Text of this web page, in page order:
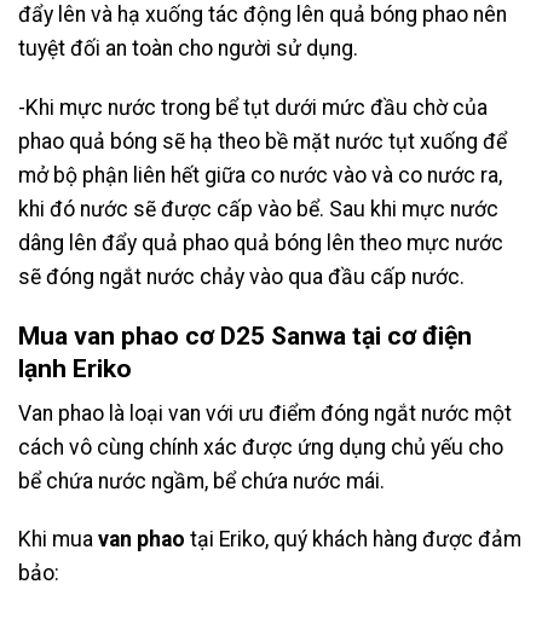
đẩy lên và hạ xuống tác động lên quả bóng phao nên
tuyệt đối an toàn cho người sử dụng.
-Khi mực nước trong bể tụt dưới mức đầu chờ của
phao quả bóng sẽ hạ theo bề mặt nước tụt xuống để
mở bộ phận liên hết giữa co nước vào và co nước ra,
khi đó nước sẽ được cấp vào bể. Sau khi mực nước
dâng lên đẩy quả phao quả bóng lên theo mực nước
sẽ đóng ngắt nước chảy vào qua đầu cấp nước.
Mua van phao cơ D25 Sanwa tại cơ điện
lạnh Eriko
Van phao là loại van với ưu điểm đóng ngắt nước một
cách vô cùng chính xác được ứng dụng chủ yếu cho
bể chứa nước ngầm, bể chứa nước mái.
Khi mua van phao tại Eriko, quý khách hàng được đảm
bảo: